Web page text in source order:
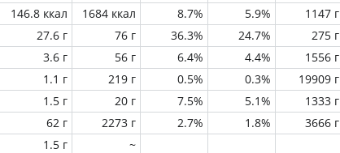
146.8 ккал 1684 ккал 8.7% 5.9%
1147 г
27.6 г 76 г 36.3% 24.7%
275 г
3.6 г 56 г 6.4% 4.4%
1556 г
1.1 г 219 г 0.5% 0.3%
19909 г
1.5 г 20 г 7.5% 5.1%
1333 г
62 г 2273 г 2.7% 1.8%
3666 г
1.5 г ~